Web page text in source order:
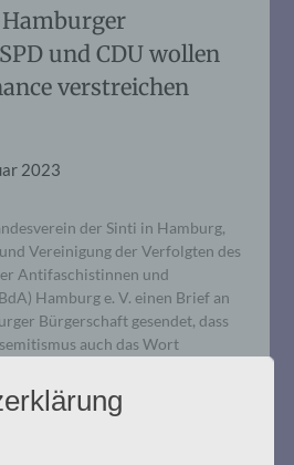
und CDU wollen
verstreichen
2023
der Sinti in Hamburg,
Vereinigung der Verfolgten des
Antifaschistinnen und
Hamburg e. V. einen Brief an
Bürgerschaft gesendet, dass
auch das Wort